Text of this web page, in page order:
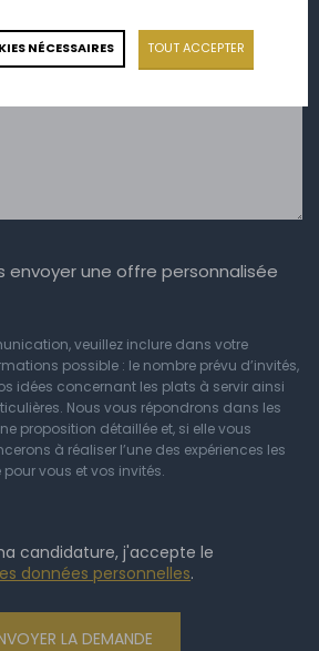
envoyer une offre personnalisée
veuillez inclure dans votre
possible : le nombre prévu d’invités,
idées concernant les plats à servir ainsi
Nous vous répondrons dans les
proposition détaillée et, si elle vous
à réaliser l’une des expériences les
vous et vos invités.
candidature, j'accepte le
données personnelles.
LA DEMANDE
NÉCESSAIRES TOUT ACCEPTER